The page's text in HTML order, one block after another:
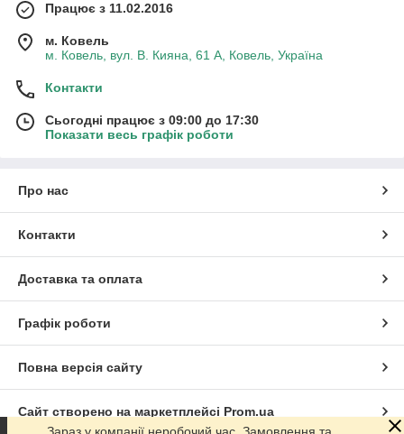
Працює з 11.02.2016
м. Ковель
м. Ковель, вул. В. Кияна, 61 А, Ковель, Україна
Контакти
Сьогодні працює з 09:00 до 17:30
Показати весь графік роботи
Про нас
Контакти
Доставка та оплата
Графік роботи
Повна версія сайту
Сайт створено на маркетплейсі Prom.ua